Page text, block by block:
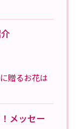
贈るお花は
メッセー